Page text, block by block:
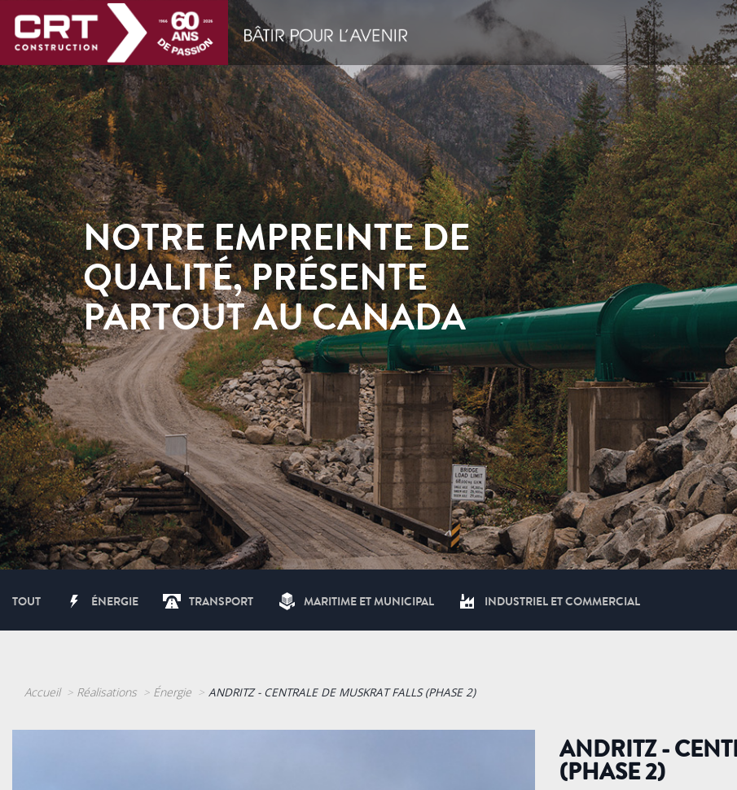
NOTRE EMPREINTE DE
QUALITÉ, PRÉSENTE
PARTOUT AU CANADA
TOUT ÉNERGIE TRANSPORT MARITIME ET MUNICIPAL INDUSTRIEL ET COMMERCIAL
Accueil Réalisations Énergie ANDRITZ - CENTRALE DE MUSKRAT FALLS (PHASE 2)
ANDRITZ -
(PHASE 2)